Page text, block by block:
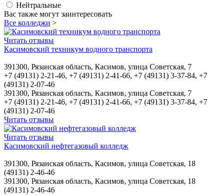
Нейтральные
Вас также могут заинтересовать
Все колледжи >
Читать отзывы
Касимовский техникум водного транспорта
391300, Рязанская область, Касимов, улица Советская, 7
+7 (49131) 2-21-46, +7 (49131) 2-41-66, +7 (49131) 3-37-84, +7
(49131) 2-07-46
391300, Рязанская область, Касимов, улица Советская, 7
+7 (49131) 2-21-46, +7 (49131) 2-41-66, +7 (49131) 3-37-84, +7
(49131) 2-07-46
Читать отзывы
Читать отзывы
Касимовский нефтегазовый колледж
391300, Рязанская область, Касимов, улица Советская, 18
(49131) 2-46-46
391300, Рязанская область, Касимов, улица Советская, 18
(49131) 2-46-46